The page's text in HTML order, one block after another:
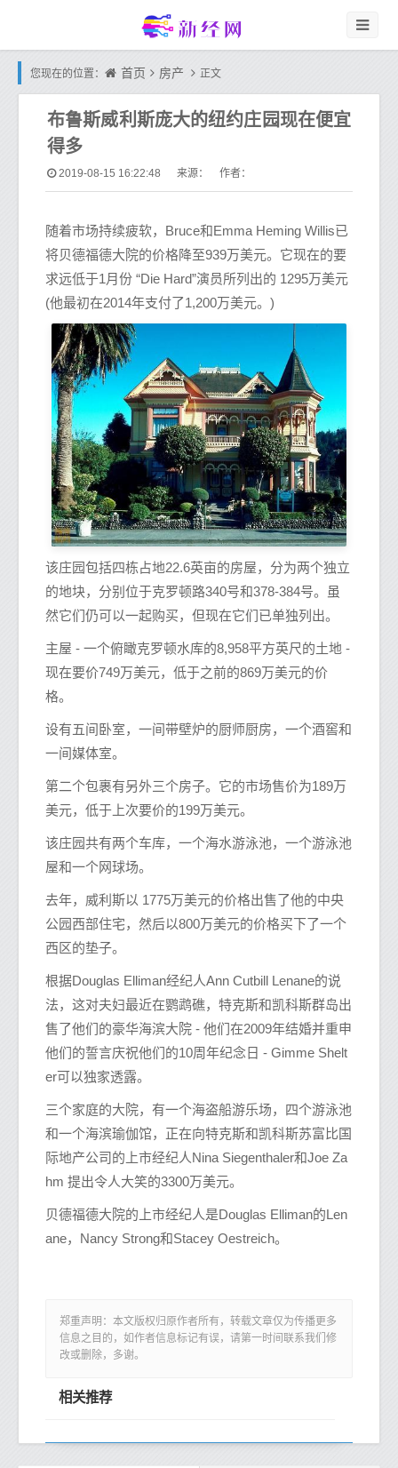
您现在的位置： 首页 房产 正文
布鲁斯威利斯庞大的纽约庄园现在便宜
得多
2019-08-15 16:22:48 来源： 作者：
随着市场持续疲软，Bruce和Emma Heming Willis已
将贝德福德大院的价格降至939万美元。它现在的要
求远低于1月份 “Die Hard”演员所列出的 1295万美元
(他最初在2014年支付了1,200万美元。)
该庄园包括四栋占地22.6英亩的房屋，分为两个独立
的地块，分别位于克罗顿路340号和378-384号。虽
然它们仍可以一起购买，但现在它们已单独列出。
主屋 - 一个俯瞰克罗顿水库的8,958平方英尺的土地 -
现在要价749万美元，低于之前的869万美元的价
格。
设有五间卧室，一间带壁炉的厨师厨房，一个酒窖和
一间媒体室。
第二个包裹有另外三个房子。它的市场售价为189万
美元，低于上次要价的199万美元。
该庄园共有两个车库，一个海水游泳池，一个游泳池
屋和一个网球场。
去年，威利斯以 1775万美元的价格出售了他的中央
公园西部住宅，然后以800万美元的价格买下了一个
西区的垫子。
根据Douglas Elliman经纪人Ann Cutbill Lenane的说
法，这对夫妇最近在鹦鹉礁，特克斯和凯科斯群岛出
售了他们的豪华海滨大院 - 他们在2009年结婚并重申
他们的誓言庆祝他们的10周年纪念日 - Gimme Shelt
er可以独家透露。
三个家庭的大院，有一个海盗船游乐场，四个游泳池
和一个海滨瑜伽馆，正在向特克斯和凯科斯苏富比国
际地产公司的上市经纪人Nina Siegenthaler和Joe Za
hm 提出令人大笑的3300万美元。
贝德福德大院的上市经纪人是Douglas Elliman的Len
ane，Nancy Strong和Stacey Oestreich。
郑重声明：本文版权归原作者所有，转载文章仅为传播更多
信息之目的，如作者信息标记有误，请第一时间联系我们修
改或删除，多谢。
相关推荐